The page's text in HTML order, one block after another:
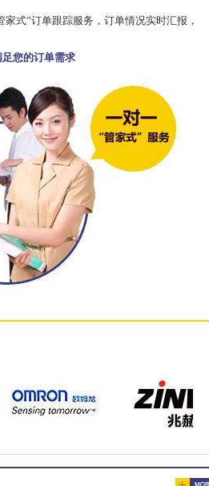
式”订单跟踪服务，订单情况实时汇报，
您的订单需求